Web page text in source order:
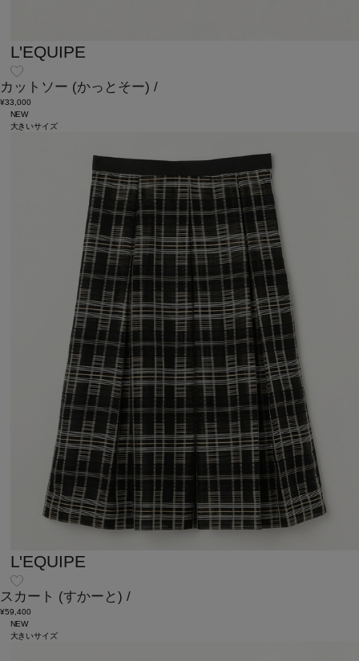
L'EQUIPE
カットソー (かっとそー) /
¥33,000
NEW
大きいサイズ
L'EQUIPE
スカート (すかーと) /
¥59,400
NEW
大きいサイズ